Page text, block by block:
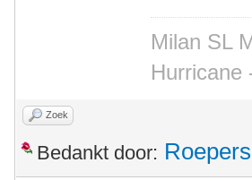
Milan SL
Hurricane
Zoek
Bedankt door: Roepers